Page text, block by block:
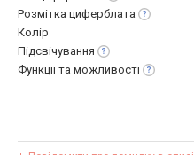
Розмітка циферблата
Колір
Підсвічування
Функції та можливості